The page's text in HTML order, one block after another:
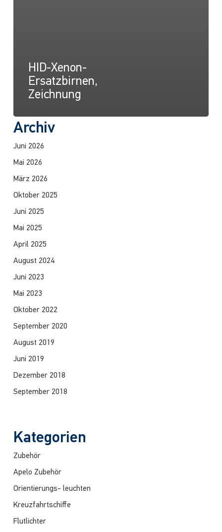
HID-Xenon-
Ersatzbirnen,
Zeichnung
Archiv
Juni 2026
Mai 2026
März 2026
Oktober 2025
Juni 2025
Mai 2025
April 2025
August 2024
Juni 2023
Mai 2023
Oktober 2022
September 2020
August 2019
Juni 2019
Dezember 2018
September 2018
Kategorien
Zubehör
Apelo Zubehör
Orientierungs- leuchten
Kreuzfahrtschiffe
Flutlichter